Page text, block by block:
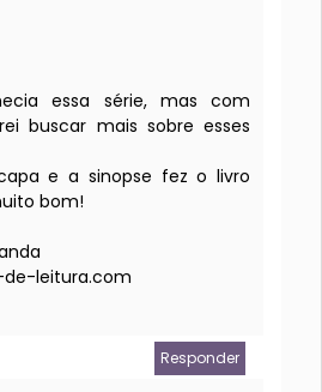
essa série, mas com
buscar mais sobre esses
e a sinopse fez o livro
bom!
de-leitura.com
Responder